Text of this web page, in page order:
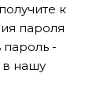
к
пароля
пароль -
в нашу